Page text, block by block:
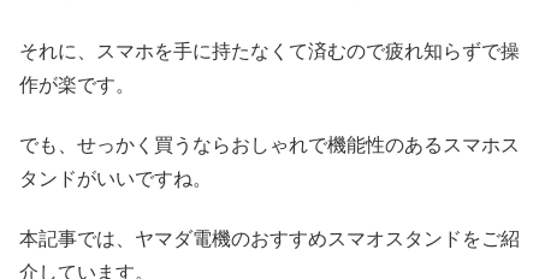
それに、スマホを手に持たなくて済むので疲れ知らずで操
作が楽です。
でも、せっかく買うならおしゃれで機能性のあるスマホス
タンドがいいですね。
本記事では、ヤマダ電機のおすすめスマオスタンドをご紹
介しています。